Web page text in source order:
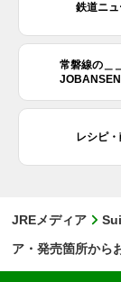
鉄道ニュ
常磐線の＿
レシピ
JREメディア
ア・発売箇所から